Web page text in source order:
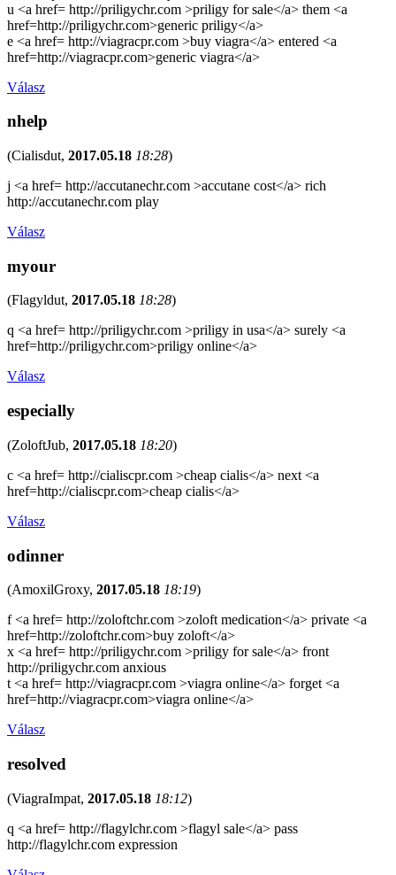
u <a href= http://priligychr.com >priligy for sale</a> them <a
href=http://priligychr.com>generic priligy</a>
e <a href= http://viagracpr.com >buy viagra</a> entered <a
href=http://viagracpr.com>generic viagra</a>
Válasz
nhelp
(Cialisdut, 2017.05.18 18:28)
j <a href= http://accutanechr.com >accutane cost</a> rich
http://accutanechr.com play
Válasz
myour
(Flagyldut, 2017.05.18 18:28)
q <a href= http://priligychr.com >priligy in usa</a> surely <a
href=http://priligychr.com>priligy online</a>
Válasz
especially
(ZoloftJub, 2017.05.18 18:20)
c <a href= http://cialiscpr.com >cheap cialis</a> next <a
href=http://cialiscpr.com>cheap cialis</a>
Válasz
odinner
(AmoxilGroxy, 2017.05.18 18:19)
f <a href= http://zoloftchr.com >zoloft medication</a> private <a
href=http://zoloftchr.com>buy zoloft</a>
x <a href= http://priligychr.com >priligy for sale</a> front
http://priligychr.com anxious
t <a href= http://viagracpr.com >viagra online</a> forget <a
href=http://viagracpr.com>viagra online</a>
Válasz
resolved
(ViagraImpat, 2017.05.18 18:12)
q <a href= http://flagylchr.com >flagyl sale</a> pass
http://flagylchr.com expression